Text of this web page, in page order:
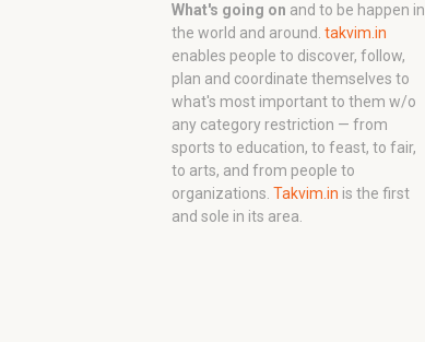
What's going on and to be happen in
the world and around. takvim.in
enables people to discover, follow,
plan and coordinate themselves to
what's most important to them w/o
any category restriction — from
sports to education, to feast, to fair,
to arts, and from people to
organizations. Takvim.in is the first
and sole in its area.